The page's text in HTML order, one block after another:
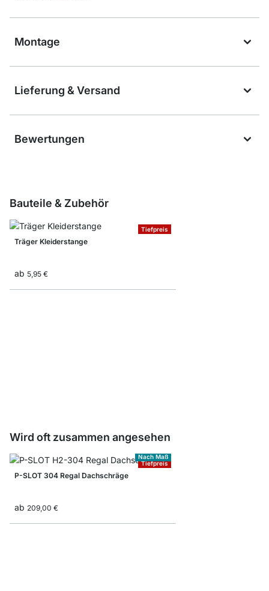
Montage
Lieferung & Versand
Bewertungen
Bauteile & Zubehör
Tiefpreis
Träger Kleiderstange
ab 5,95 €
Wird oft zusammen angesehen
Tiefpreis
Nach Maß
P-SLOT 304 Regal Dachschräge
ab 209,00 €